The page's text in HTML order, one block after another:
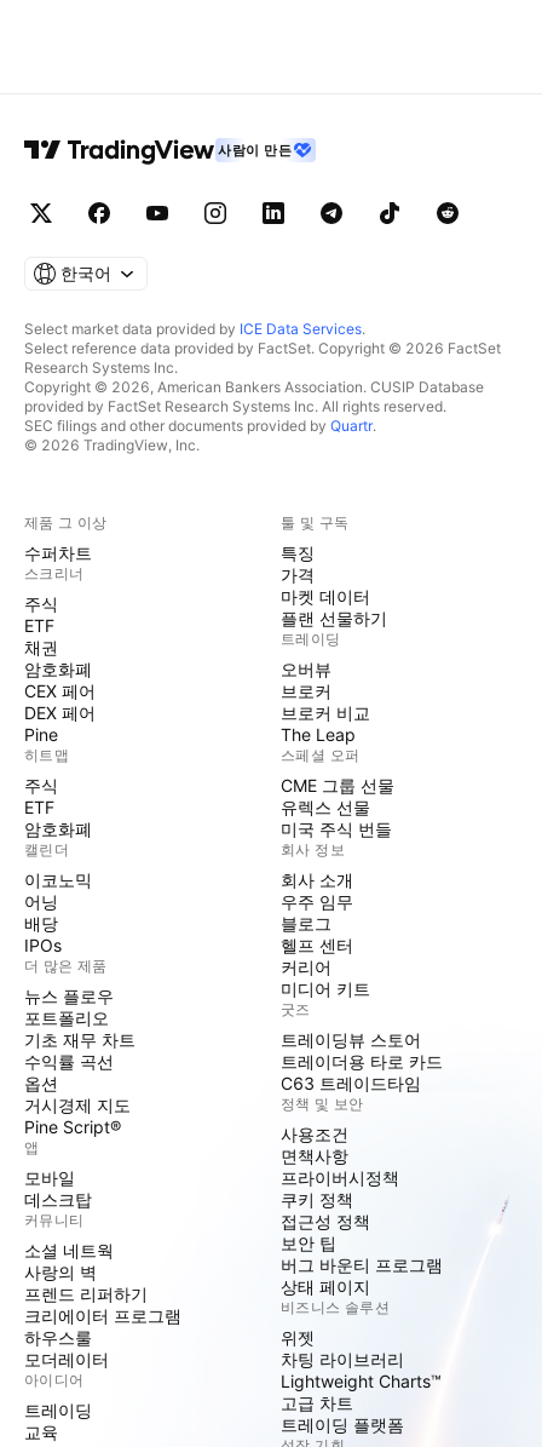
사람이 만든
한국어
Select market data provided by ICE Data Services.
Select reference data provided by FactSet. Copyright © 2026 FactSet
Research Systems Inc.
Copyright © 2026, American Bankers Association. CUSIP Database
provided by FactSet Research Systems Inc. All rights reserved.
SEC filings and other documents provided by Quartr.
© 2026 TradingView, Inc.
제품 그 이상
수퍼차트
스크리너
주식
ETF
채권
암호화폐
CEX 페어
DEX 페어
Pine
히트맵
주식
ETF
암호화폐
캘린더
이코노믹
어닝
배당
IPOs
더 많은 제품
뉴스 플로우
포트폴리오
기초 재무 차트
수익률 곡선
옵션
거시경제 지도
Pine Script®
앱
모바일
데스크탑
커뮤니티
소셜 네트웍
사랑의 벽
프렌드 리퍼하기
크리에이터 프로그램
하우스룰
모더레이터
아이디어
트레이딩
교육
툴 및 구독
특징
가격
마켓 데이터
플랜 선물하기
트레이딩
오버뷰
브로커
브로커 비교
The Leap
스페셜 오퍼
CME 그룹 선물
유렉스 선물
미국 주식 번들
회사 정보
회사 소개
우주 임무
블로그
헬프 센터
커리어
미디어 키트
굿즈
트레이딩뷰 스토어
트레이더용 타로 카드
C63 트레이드타임
정책 및 보안
사용조건
면책사항
프라이버시정책
쿠키 정책
접근성 정책
보안 팁
버그 바운티 프로그램
상태 페이지
비즈니스 솔루션
위젯
차팅 라이브러리
Lightweight Charts™
고급 차트
트레이딩 플랫폼